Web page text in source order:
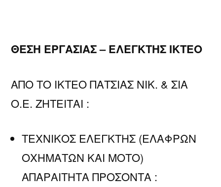
ΘΕΣΗ ΕΡΓΑΣΙΑΣ – ΕΛΕΓΚΤΗΣ ΙΚΤΕΟ
ΑΠΟ ΤΟ ΙΚΤΕΟ ΠΑΤΣΙΑΣ ΝΙΚ. & ΣΙΑ
Ο.Ε. ΖΗΤΕΙΤΑΙ :
ΤΕΧΝΙΚΟΣ ΕΛΕΓΚΤΗΣ (ΕΛΑΦΡΩΝ
ΟΧΗΜΑΤΩΝ ΚΑΙ ΜΟΤΟ)
ΑΠΑΡΑΙΤΗΤΑ ΠΡΟΣΟΝΤΑ :